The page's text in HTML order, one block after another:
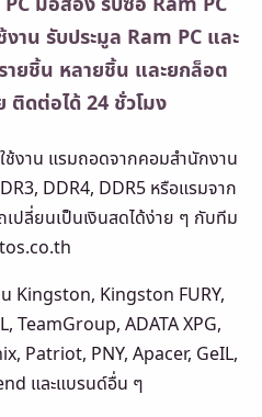
งาน รับประมูล Ram PC และ
ายชิ้น หลายชิ้น และยกล็อต
ติดต่อได้ 24 ชั่วโมง
ช้งาน แรมถอดจากคอมสำนักงาน
DDR4, DDR5 หรือแรมจาก
ปลี่ยนเป็นเงินสดได้ง่าย ๆ กับทีม
Kingston, Kingston FURY,
TeamGroup, ADATA XPG,
Patriot, PNY, Apacer, GeIL,
และแบรนด์อื่น ๆ